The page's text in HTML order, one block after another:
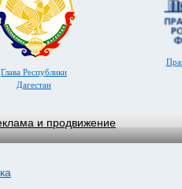
Глава Республики
Дагестан